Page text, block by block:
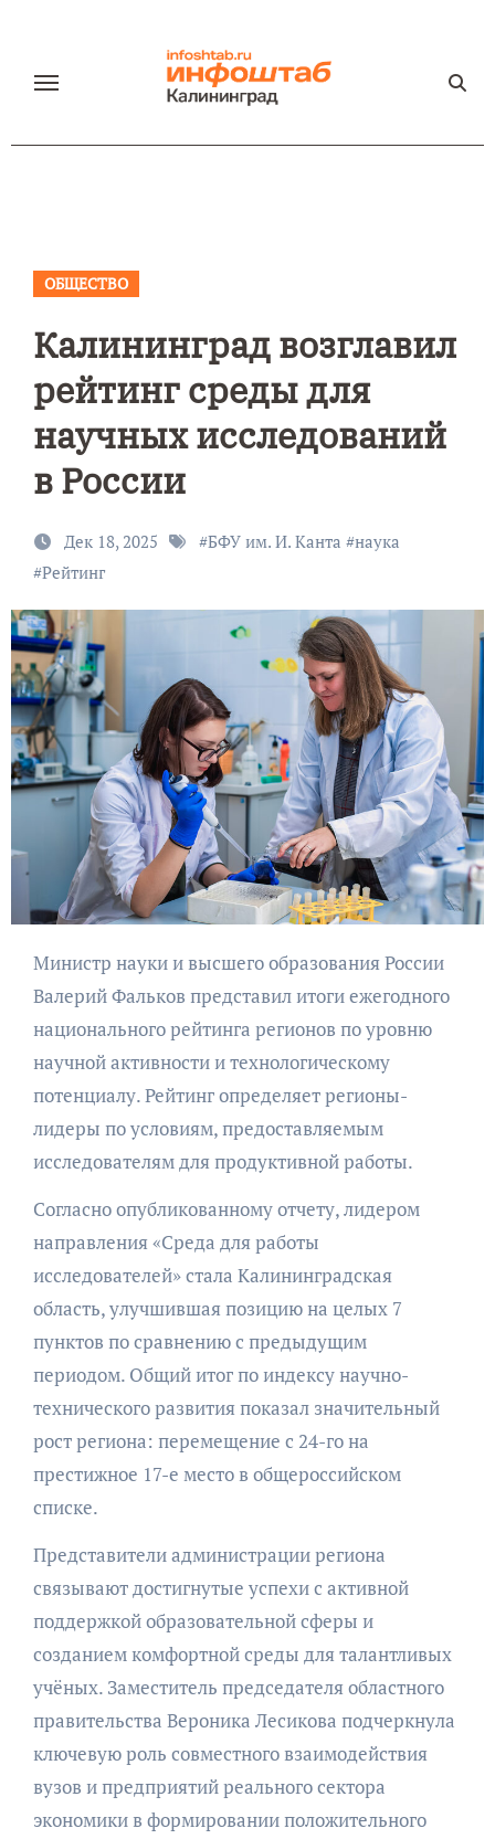
содержанию
ОБЩЕСТВО
Калининград возглавил
рейтинг среды для
научных исследований
в России
Дек 18, 2025 #БФУ им. И. Канта #наука
#Рейтинг
Министр науки и высшего образования России
Валерий Фальков представил итоги ежегодного
национального рейтинга регионов по уровню
научной активности и технологическому
потенциалу. Рейтинг определяет регионы-
лидеры по условиям, предоставляемым
исследователям для продуктивной работы.
Согласно опубликованному отчету, лидером
направления «Среда для работы
исследователей» стала Калининградская
область, улучшившая позицию на целых 7
пунктов по сравнению с предыдущим
периодом. Общий итог по индексу научно-
технического развития показал значительный
рост региона: перемещение с 24-го на
престижное 17-е место в общероссийском
списке.
Представители администрации региона
связывают достигнутые успехи с активной
поддержкой образовательной сферы и
созданием комфортной среды для талантливых
учёных. Заместитель председателя областного
правительства Вероника Лесикова подчеркнула
ключевую роль совместного взаимодействия
вузов и предприятий реального сектора
экономики в формировании положительного